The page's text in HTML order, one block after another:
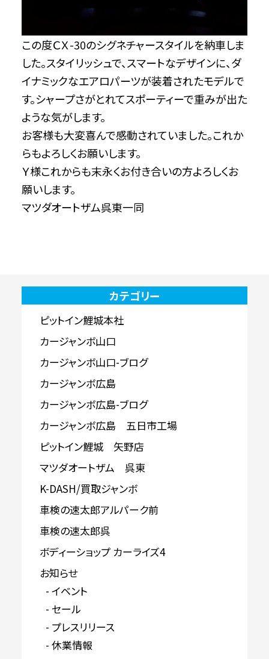
この度ＣＸ-30のシグネチャースタイルを納車しま
した。スタイリッシュで、スマートなデザインに、ダ
イナミックなエアロパーツが装着されたモデルで
す。シャープさがとれてスポーティーで重みが出た
ような気がします。
お客様も大変喜んで感動されていました。これか
らもよろしくお願いします。
Ｙ様これからも末永くお付き合いの方よろしくお
願いします。
マツダオートザム呉東一同
カテゴリー
ピットイン鯉城本社
カージャンボ山口
カージャンボ山口-ブログ
カージャンボ広島
カージャンボ広島-ブログ
カージャンボ広島 五日市工場
ピットイン鯉城 矢野店
マツダオートザム 呉東
K-DASH/買取ジャンボ
車検の速太郎アルパーク前
車検の速太郎呉
ボディーショップ カーライズ4
お知らせ
イベント
セール
プレスリリース
休業情報